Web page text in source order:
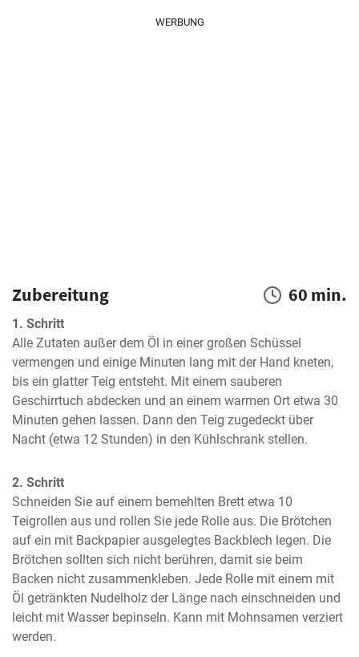
WERBUNG
Zubereitung 60 min.
1. Schritt
Alle Zutaten außer dem Öl in einer großen Schüssel
vermengen und einige Minuten lang mit der Hand kneten,
bis ein glatter Teig entsteht. Mit einem sauberen
Geschirrtuch abdecken und an einem warmen Ort etwa 30
Minuten gehen lassen. Dann den Teig zugedeckt über
Nacht (etwa 12 Stunden) in den Kühlschrank stellen.
2. Schritt
Schneiden Sie auf einem bemehlten Brett etwa 10
Teigrollen aus und rollen Sie jede Rolle aus. Die Brötchen
auf ein mit Backpapier ausgelegtes Backblech legen. Die
Brötchen sollten sich nicht berühren, damit sie beim
Backen nicht zusammenkleben. Jede Rolle mit einem mit
Öl getränkten Nudelholz der Länge nach einschneiden und
leicht mit Wasser bepinseln. Kann mit Mohnsamen verziert
werden.